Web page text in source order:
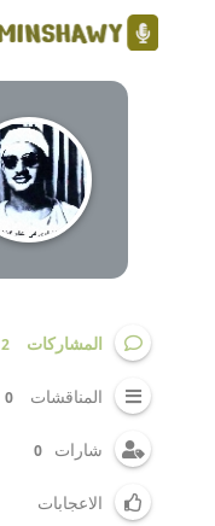
المشاركات 2
المناقشات 0
شارات 0
الاعجابات